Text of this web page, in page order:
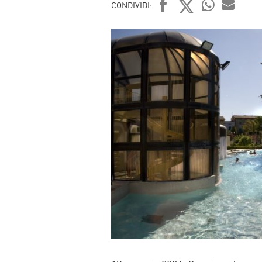
CONDIVIDI:
FACEBOOK
TWITTER
WHATSAPP
MAIL